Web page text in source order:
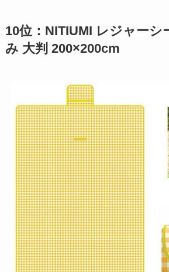
10位：NITIUMI レジャーシ
み 大判 200×200cm